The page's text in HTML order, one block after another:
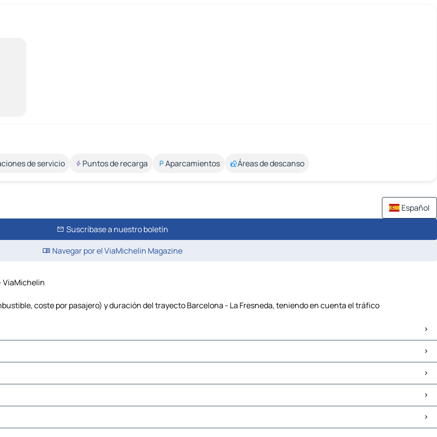
de servicio Puntos de recarga Aparcamientos Áreas de descanso
Español
Suscríbase a nuestro boletín
Navegar por el ViaMichelin Magazine
ViaMichelin
coste por pasajero) y duración del trayecto Barcelona - La Fresneda, teniendo en cuenta el tráfico